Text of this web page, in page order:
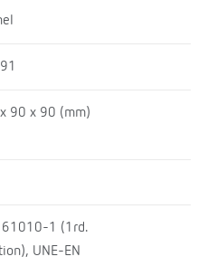
90 x 90 (mm)
61010-1 (1rd.
UNE-EN